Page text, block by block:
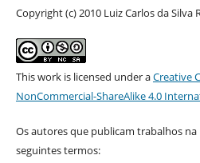
Copyright (c) 2010 Luiz Carlos da Silva
This work is licensed under aCreative
NonCommercial-ShareAlike 4.0
Os autores que publicam trabalhos na
seguintes termos: